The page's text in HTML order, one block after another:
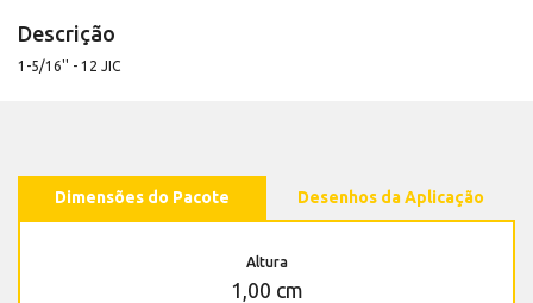
Descrição
1-5/16'' - 12 JIC
Dimensões do Pacote Desenhos da Aplicação
Altura
1,00 cm